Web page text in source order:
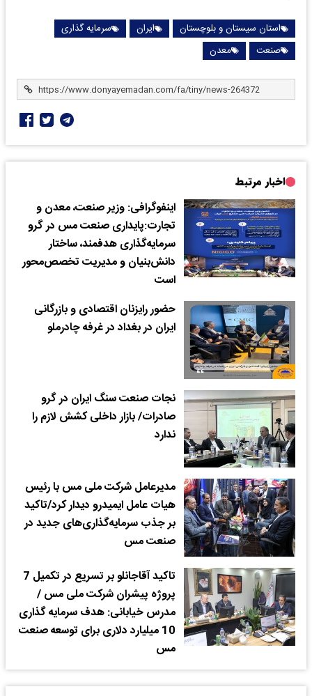
استان سیستان و بلوچستان ایران
سرمایه گذاری
صنعت
معدن
اخبار مرتبط
اینفوگرافی: وزیر صنعت، معدن و
تجارت:پایداری صنعت مس در گرو
سرمایه‌گذاری هدفمند، ساختار
دانش‌بنیان و مدیریت تخصص‌محور
است
حضور رایزنان اقتصادی و بازرگانی
ایران در بغداد در غرفه چادرملو
نجات صنعت سنگ ایران در گرو
صادرات/ بازار داخلی کشش لازم را
ندارد
مدیرعامل شرکت ملی مس با رئیس
هیات عامل ایمیدرو دیدار کرد/تاکید
بر جذب سرمایه‌گذاری‌های جدید در
صنعت مس
تاکید آقاجانلو بر تسریع در تکمیل 7
پروژه پیشران شرکت ملی مس /
مدرس خیابانی: هدف سرمایه گذاری
10 میلیارد دلاری برای توسعه صنعت
مس